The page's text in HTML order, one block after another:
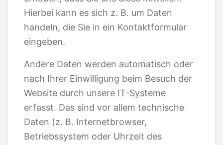
Hierbei kann es sich z. B. um Daten
handeln, die Sie in ein Kontaktformular
eingeben.
Andere Daten werden automatisch oder
nach Ihrer Einwilligung beim Besuch der
Website durch unsere IT-Systeme
erfasst. Das sind vor allem technische
Daten (z. B. Internetbrowser,
Betriebssystem oder Uhrzeit des